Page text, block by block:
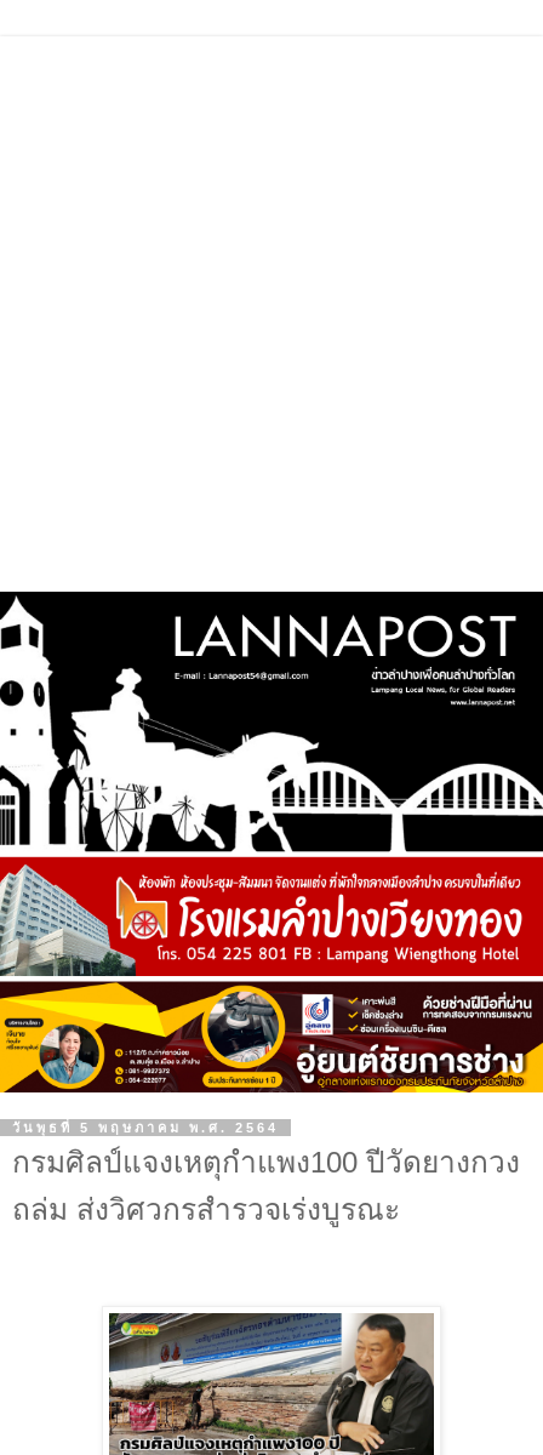
วันพุธที่ 5 พฤษภาคม พ.ศ. 2564
กรมศิลป์แจงเหตุกำแพง100 ปีวัดยางกวง
ถล่ม ส่งวิศวกรสำรวจเร่งบูรณะ